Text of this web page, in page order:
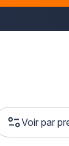
Voir par